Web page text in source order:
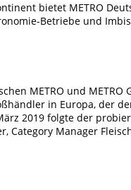
bietet METRO
Betriebe und
METRO und
in Europa, der
2019 folgte der
Category Manager